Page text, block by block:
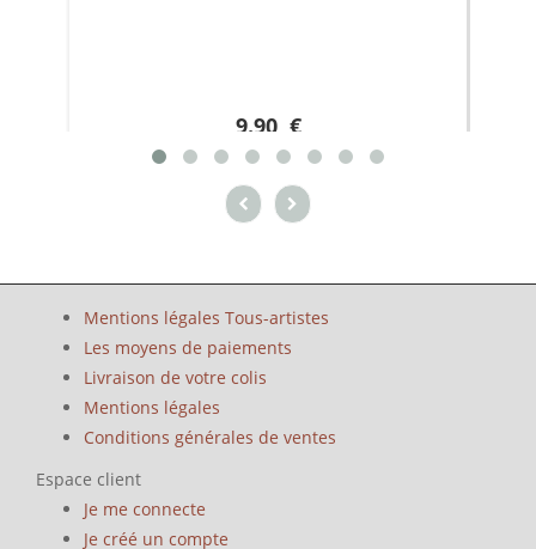
9.90 €
Mentions légales Tous-artistes
Les moyens de paiements
Livraison de votre colis
Mentions légales
Conditions générales de ventes
Espace client
Je me connecte
Je créé un compte